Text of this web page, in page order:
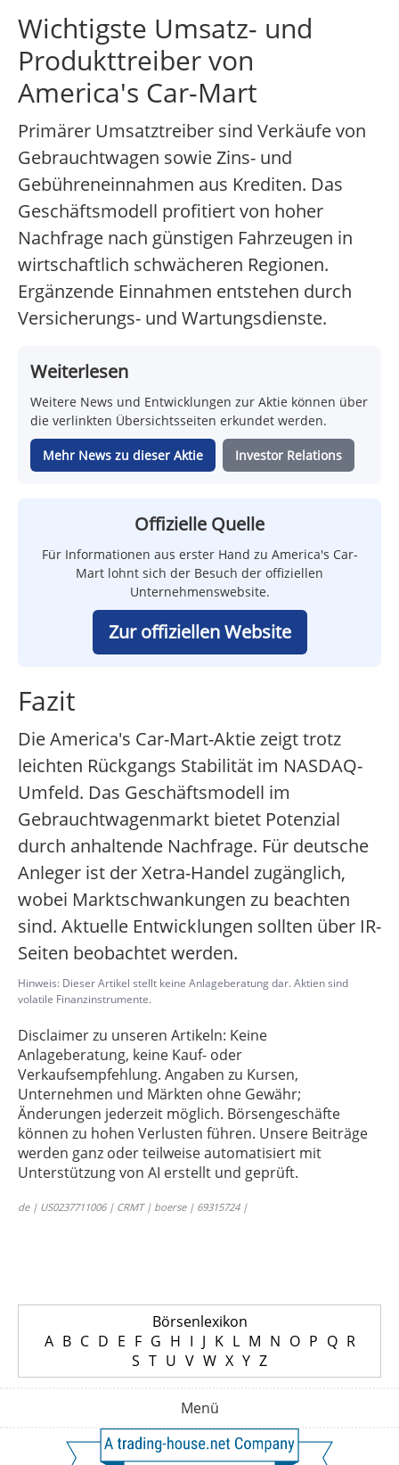
Wichtigste Umsatz- und
Produkttreiber von
America's Car-Mart
Primärer Umsatztreiber sind Verkäufe von
Gebrauchtwagen sowie Zins- und
Gebühreneinnahmen aus Krediten. Das
Geschäftsmodell profitiert von hoher
Nachfrage nach günstigen Fahrzeugen in
wirtschaftlich schwächeren Regionen.
Ergänzende Einnahmen entstehen durch
Versicherungs- und Wartungsdienste.
Weiterlesen
Weitere News und Entwicklungen zur Aktie können über
die verlinkten Übersichtsseiten erkundet werden.
Mehr News zu dieser Aktie Investor Relations
Offizielle Quelle
Für Informationen aus erster Hand zu America's Car-
Mart lohnt sich der Besuch der offiziellen
Unternehmenswebsite.
Zur offiziellen Website
Fazit
Die America's Car-Mart-Aktie zeigt trotz
leichten Rückgangs Stabilität im NASDAQ-
Umfeld. Das Geschäftsmodell im
Gebrauchtwagenmarkt bietet Potenzial
durch anhaltende Nachfrage. Für deutsche
Anleger ist der Xetra-Handel zugänglich,
wobei Marktschwankungen zu beachten
sind. Aktuelle Entwicklungen sollten über IR-
Seiten beobachtet werden.
Hinweis: Dieser Artikel stellt keine Anlageberatung dar. Aktien sind
volatile Finanzinstrumente.
Disclaimer zu unseren Artikeln: Keine
Anlageberatung, keine Kauf- oder
Verkaufsempfehlung. Angaben zu Kursen,
Unternehmen und Märkten ohne Gewähr;
Änderungen jederzeit möglich. Börsengeschäfte
können zu hohen Verlusten führen. Unsere Beiträge
werden ganz oder teilweise automatisiert mit
Unterstützung von AI erstellt und geprüft.
de | US0237711006 | CRMT | boerse | 69315724 |
Börsenlexikon
A B C D E F G H I J K L M N O P Q R
S T U V W X Y Z
Menü